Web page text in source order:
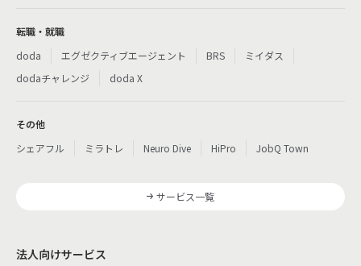
転職・就職
doda
エグゼクティブエージェント BRS
ミイダス
dodaチャレンジ
doda X
その他
シェアフル
ミラトレ Neuro Dive HiPro JobQ Town
サービス一覧
法人向けサービス